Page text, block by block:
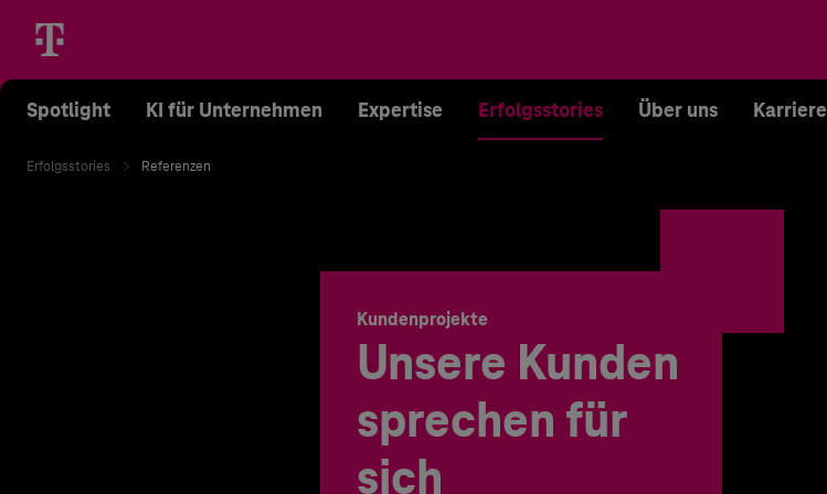
Spotlight KI für Unternehmen Expertise Erfolgsstories Über uns Karriere
Erfolgsstories Referenzen
Kundenprojekte
Unsere Kunden
sprechen für
sich